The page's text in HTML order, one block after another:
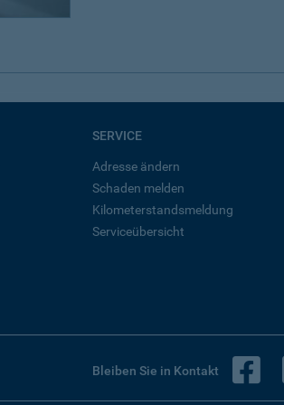
SERVICE
Adresse ändern
Schaden melden
Kilometerstandsmeldung
Serviceübersicht
Bleiben Sie in Kontakt